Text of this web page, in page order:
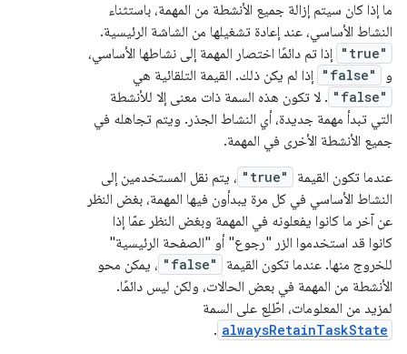
ما إذا كان سيتم إزالة جميع الأنشطة من المهمة، باستثناء
النشاط الأساسي، عند إعادة تشغيلها من الشاشة الرئيسية.
"true"
إذا تم دائمًا اختصار المهمة إلى نشاطها الأساسي،
و ‫
"false" إذا لم يكن ذلك. القيمة التلقائية هي
"false" . لا تكون هذه السمة ذات معنى إلا للأنشطة
التي تبدأ مهمة جديدة، أي النشاط الجذر. ويتم تجاهله في
جميع الأنشطة الأخرى في المهمة.
عندما تكون القيمة
"true" ، يتم نقل المستخدمين إلى
النشاط الأساسي في كل مرة يبدأون فيها المهمة، بغض النظر
عن آخر ما كانوا يفعلونه في المهمة وبغض النظر عمّا إذا
كانوا قد استخدموا الزر "رجوع" أو "الصفحة الرئيسية"
للخروج منها. عندما تكون القيمة
"false" ، يمكن محو
الأنشطة من المهمة في بعض الحالات، ولكن ليس دائمًا.
لمزيد من المعلومات، اطّلِع على السمة
alwaysRetainTaskState
.